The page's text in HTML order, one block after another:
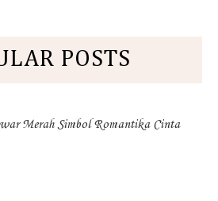
POSTS
Merah Simbol Romantika Cinta